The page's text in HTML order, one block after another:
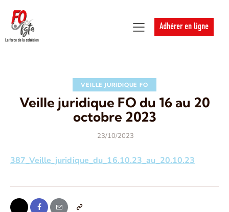
Adhérer en ligne
VEILLE JURIDIQUE FO
Veille juridique FO du 16 au 20
octobre 2023
23/10/2023
387_Veille_juridique_du_16.10.23_au_20.10.23